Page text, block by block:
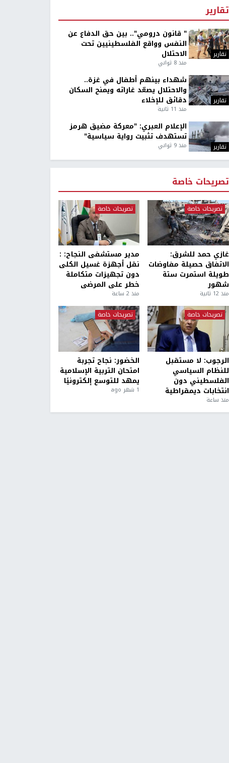
تقارير
تقارير
" قانون درومي".. بين حق الدفاع عن
النفس وواقع الفلسطينيين تحت
الاحتلال
منذ 8 ثواني
تقارير
شهداء بينهم أطفال في غزة..
والاحتلال يصعّد غاراته ويمنح السكان
دقائق للإخلاء
منذ 11 ثانية
تقارير
الإعلام العبري: "معركة مضيق هرمز
تستهدف تثبيت رواية سياسية"
منذ 9 ثواني
تصريحات خاصة
تصريحات خاصة
غازي حمد للشرق:
الاتفاق حصيلة مفاوضات
طويلة استمرت ستة
شهور
منذ 12 ثانية
تصريحات خاصة
مدير مستشفى النجاح: :
نقل أجهزة غسيل الكلى
دون تجهيزات متكاملة
خطر على المرضى
منذ 2 ساعة
تصريحات خاصة
الرجوب: لا مستقبل
للنظام السياسي
الفلسطيني دون
انتخابات ديمقراطية
منذ ساعة
تصريحات خاصة
الخضور: نجاح تجربة
امتحان التربية الإسلامية
يمهد للتوسع إلكترونيًا
1 شهر ago